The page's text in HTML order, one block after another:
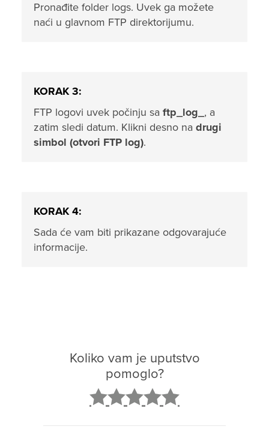
Pronađite folder logs. Uvek ga možete
naći u glavnom FTP direktorijumu.
KORAK 3:
FTP logovi uvek počinju sa ftp_log_ , a
zatim sledi datum. Klikni desno na drugi
simbol (otvori FTP log).
KORAK 4:
Sada će vam biti prikazane odgovarajuće
informacije.
Koliko vam je uputstvo
pomoglo?